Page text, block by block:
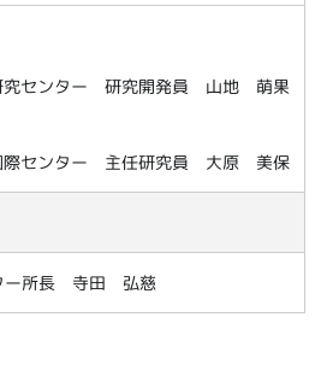
究センター 研究開発員 山地 萌果
際センター 主任研究員 大原 美保
ー所長 寺田 弘慈